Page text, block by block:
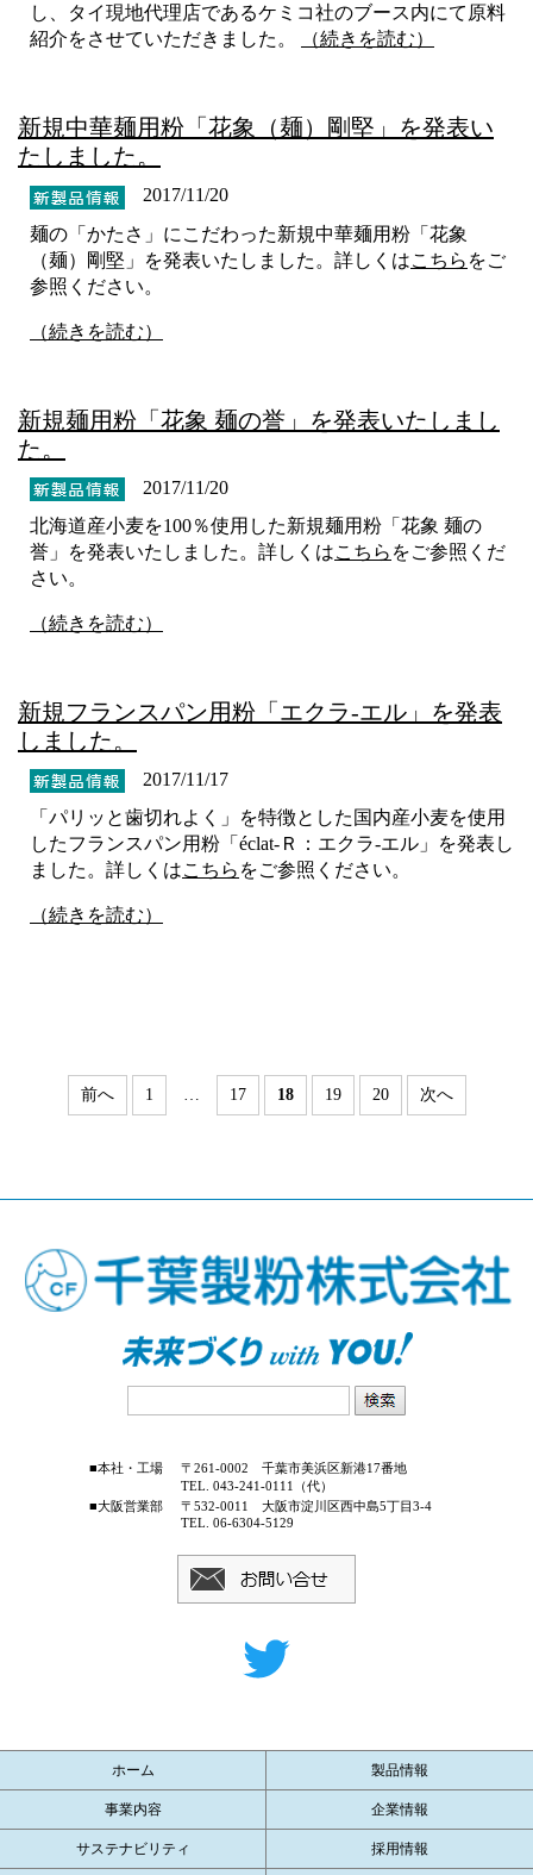
し、タイ現地代理店であるケミコ社のブース内にて原料
紹介をさせていただきました。
（続きを読む）
新規中華麺用粉「花象（麺）剛堅」を発表い
たしました。
2017/11/20
麺の「かたさ」にこだわった新規中華麺用粉「花象
（麺）剛堅」を発表いたしました。詳しくはこちら をご
参照ください。
（続きを読む）
新規麺用粉「花象 麺の誉」を発表いたしまし
た。
2017/11/20
北海道産小麦を100％使用した新規麺用粉「花象 麺の
誉」を発表いたしました。詳しくはこちら をご参照くだ
さい。
（続きを読む）
新規フランスパン用粉「エクラ‐エル」を発表
しました。
2017/11/17
「パリッと歯切れよく」を特徴とした国内産小麦を使用
したフランスパン用粉「éclat-Ｒ：エクラ‐エル」を発表し
ました。詳しくはこちら をご参照ください。
（続きを読む）
前へ 1 … 17 18 19 20 次へ
■本社・工場
〒261-0002 千葉市美浜区新港17番地
TEL. 043-241-0111（代）
■大阪営業部
〒532-0011 大阪市淀川区西中島5丁目3-4
TEL. 06-6304-5129
ホーム 製品情報
事業内容 企業情報
サステナビリティ 採用情報